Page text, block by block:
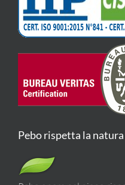
Pebo rispetta la natura